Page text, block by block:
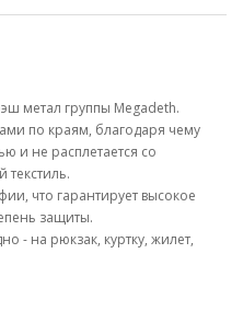
метал группы Megadeth.
по краям, благодаря чему
и не расплетается со
текстиль.
что гарантирует высокое
защиты.
- на рюкзак, куртку, жилет,